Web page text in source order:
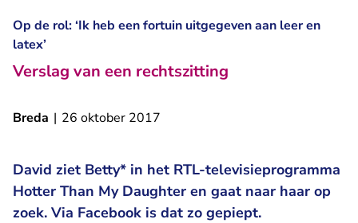
Op de rol: ‘Ik heb een fortuin uitgegeven aan leer en
latex’
Verslag van een rechtszitting
Breda | 26 oktober 2017
David ziet Betty* in het RTL-televisieprogramma
Hotter Than My Daughter en gaat naar haar op
zoek. Via Facebook is dat zo gepiept.